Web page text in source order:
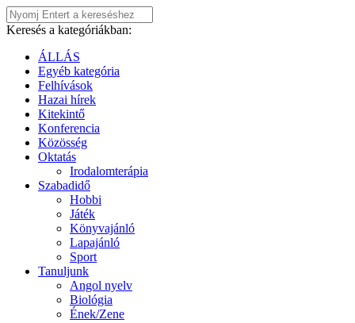
Keresés a kategóriákban:
ÁLLÁS
Egyéb kategória
Felhívások
Hazai hírek
Kitekintő
Konferencia
Közösség
Oktatás
Irodalomterápia
Szabadidő
Hobbi
Játék
Könyvajánló
Lapajánló
Sport
Tanuljunk
Angol nyelv
Biológia
Ének/Zene